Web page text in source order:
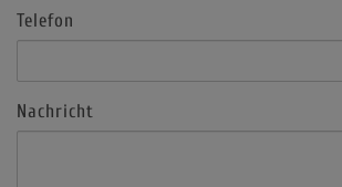
Telefon
Nachricht